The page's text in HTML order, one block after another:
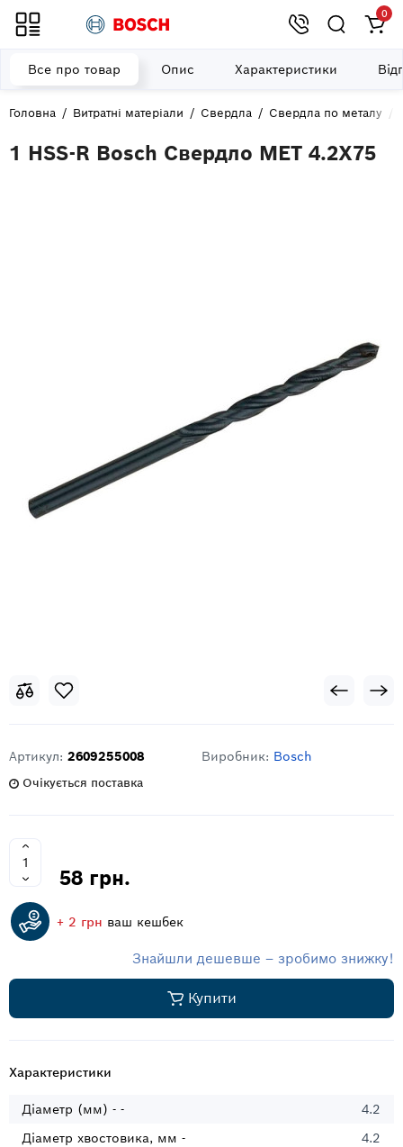
0
Головна Витратні матеріали Свердла Свердла по металу
1 HSS-R Bosch Свердло МЕТ 4.2Х75
Все про товар Опис Характеристики
Артикул: 2609255008 Виробник: Bosch
Очікується поставка
58 грн.
+ 2 грн ваш кешбек
Знайшли дешевше – зробимо знижку!
Купити
Характеристики
Діаметр (мм) - -
4.2
Діаметр хвостовика, мм -
4.2